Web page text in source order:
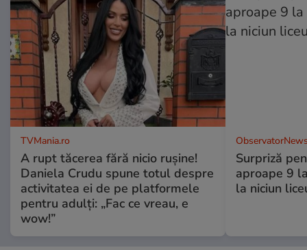
TVMania.ro
A rupt tăcerea fără nicio rușine!
Daniela Crudu spune totul despre
activitatea ei de pe platformele
pentru adulți: „Fac ce vreau, e
wow!”
Surpriză
aproape 9
la niciun